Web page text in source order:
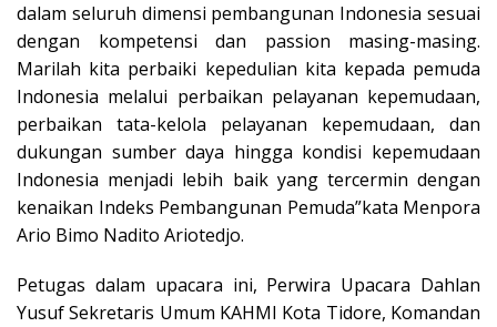
dalam seluruh dimensi pembangunan Indonesia sesuai
dengan kompetensi dan passion masing-masing.
Marilah kita perbaiki kepedulian kita kepada pemuda
Indonesia melalui perbaikan pelayanan kepemudaan,
perbaikan tata-kelola pelayanan kepemudaan, dan
dukungan sumber daya hingga kondisi kepemudaan
Indonesia menjadi lebih baik yang tercermin dengan
kenaikan Indeks Pembangunan Pemuda”kata Menpora
Ario Bimo Nadito Ariotedjo.
Petugas dalam upacara ini, Perwira Upacara Dahlan
Yusuf Sekretaris Umum KAHMI Kota Tidore, Komandan